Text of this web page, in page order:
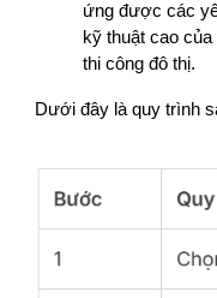
ứng được các
kỹ thuật cao
thi công đô thị.
Dưới đây là quy trình